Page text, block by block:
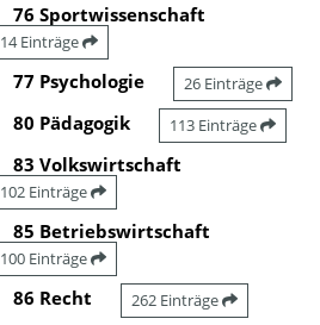
76 Sportwissenschaft
14 Einträge
77 Psychologie 26 Einträge
80 Pädagogik 113 Einträge
83 Volkswirtschaft
102 Einträge
85 Betriebswirtschaft
100 Einträge
86 Recht 262 Einträge